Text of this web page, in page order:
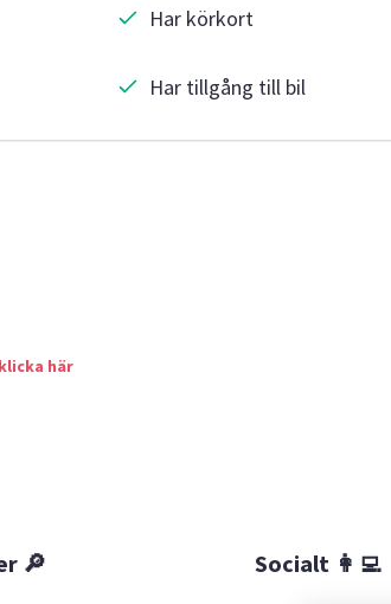
Har körkort
Har tillgång till bil
här
🔎 Socialt 👩‍💻